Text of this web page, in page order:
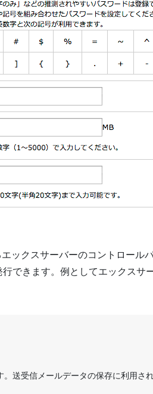
エックスサーバーのコントロール
できます。例としてエックスサ
送受信メールデータの保存に利用され